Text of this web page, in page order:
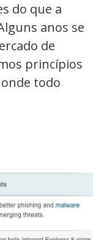
do que a
anos se
de
princípios
todo